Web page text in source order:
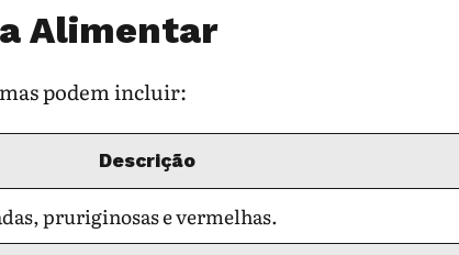
Alimentar
podem incluir:
Descrição
pruriginosas e vermelhas.